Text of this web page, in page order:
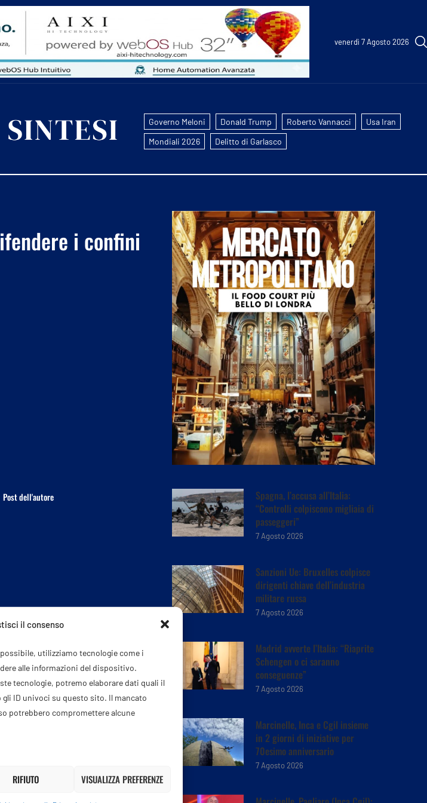
il consenso
utilizziamo tecnologie come i
alle informazioni del dispositivo.
tecnologie, potremo elaborare dati quali il
ID univoci su questo sito. Il mancato
potrebbero compromettere alcune
RIFIUTO VISUALIZZA PREFERENZE
venerdì 7 Agosto 2026
Governo Meloni Donald Trump Roberto Vannacci
Usa Iran
Mondiali 2026
Delitto di Garlasco
i confini
Post dell'autore
PROSSIMO POST
il Piano Mattei investimenti non
coloniali ma partnership”
Spagna, l’accusa all’Italia:
“Controlli colpiscono migliaia di
passeggeri”
7 Agosto 2026
Sanzioni Ue: Bruxelles colpisce
dirigenti chiave dell’industria
militare russa
7 Agosto 2026
Madrid avverte l’Italia: “Riaprite
Schengen o ci saranno
conseguenze”
7 Agosto 2026
Marcinelle, Inca e Cgil insieme
in 2 giorni di iniziative per
70esimo anniversario
7 Agosto 2026